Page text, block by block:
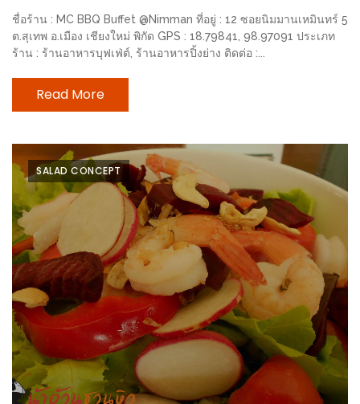
เดียว
ที่
ครบ
ครั้ง
ช้อป
ลล์
ชิม
ที่
MARKET
FESTIVAL
10
ร้าน
ค้า
แซ่บ
ชื่อร้าน : MC BBQ Buffet @Nimman ที่อยู่ : 12 ซอยนิมมานเหมินทร์ 5
ต.สุเทพ อ.เมือง เชียงใหม่ พิกัด GPS : 18.79841, 98.97091 ประเภท
ร้าน : ร้านอาหารบุฟเฟ่ต์, ร้านอาหารปิ้งย่าง ติดต่อ :...
Read More
SALAD CONCEPT